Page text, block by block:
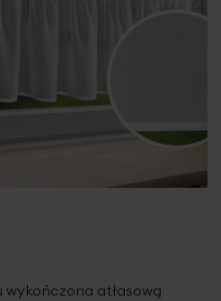
wykończona atłasową